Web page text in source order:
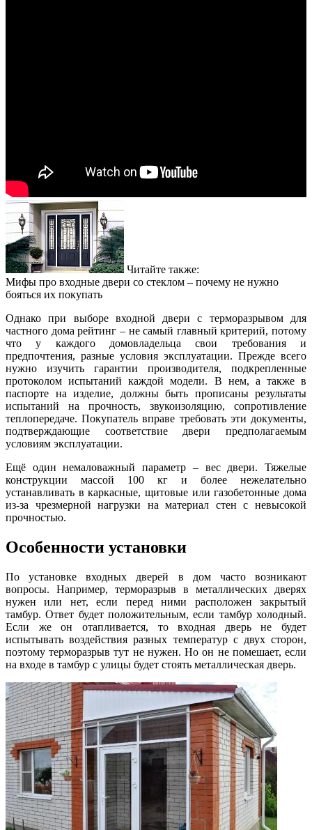
Читайте также:
Мифы про входные двери со стеклом – почему не нужно
бояться их покупать
Однако при выборе входной двери с терморазрывом для
частного дома рейтинг – не самый главный критерий, потому
что у каждого домовладельца свои требования и
предпочтения, разные условия эксплуатации. Прежде всего
нужно изучить гарантии производителя, подкрепленные
протоколом испытаний каждой модели. В нем, а также в
паспорте на изделие, должны быть прописаны результаты
испытаний на прочность, звукоизоляцию, сопротивление
теплопередаче. Покупатель вправе требовать эти документы,
подтверждающие соответствие двери предполагаемым
условиям эксплуатации.
Ещё один немаловажный параметр – вес двери. Тяжелые
конструкции массой 100 кг и более нежелательно
устанавливать в каркасные, щитовые или газобетонные дома
из-за чрезмерной нагрузки на материал стен с невысокой
прочностью.
Особенности установки
По установке входных дверей в дом часто возникают
вопросы. Например, терморазрыв в металлических дверях
нужен или нет, если перед ними расположен закрытый
тамбур. Ответ будет положительным, если тамбур холодный.
Если же он отапливается, то входная дверь не будет
испытывать воздействия разных температур с двух сторон,
поэтому терморазрыв тут не нужен. Но он не помешает, если
на входе в тамбур с улицы будет стоять металлическая дверь.